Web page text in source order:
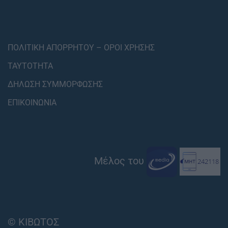
ΠΟΛΙΤΙΚΗ ΑΠΟΡΡΗΤΟΥ – ΟΡΟΙ ΧΡΗΣΗΣ
ΤΑΥΤΟΤΗΤΑ
ΔΗΛΩΣΗ ΣΥΜΜΟΡΦΩΣΗΣ
ΕΠΙΚΟΙΝΩΝΙΑ
Μέλος του
© ΚΙΒΩΤΟΣ